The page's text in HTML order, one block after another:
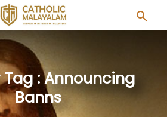
search
Tag : Announcing
Banns